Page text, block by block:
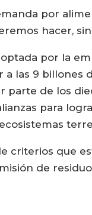
por
hacer,
por la
las 9 billones
parte de los
para
criterios que
de